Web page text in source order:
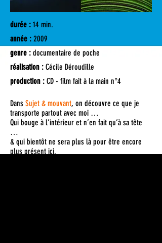
durée : 14 min.
année : 2009
genre : documentaire de poche
réalisation : Cécile Déroudille
production : CD - film fait à la main n°4
Dans Sujet & mouvant, on découvre ce que je
transporte partout avec moi …
Qui bouge à l’intérieur et n’en fait qu’à sa tête
…
& qui bientôt ne sera plus là pour être encore
plus présent ici.